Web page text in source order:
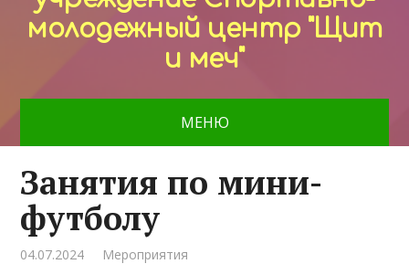
молодежный центр "Щит
и меч"
МЕНЮ
Занятия по мини-
футболу
04.07.2024 Мероприятия